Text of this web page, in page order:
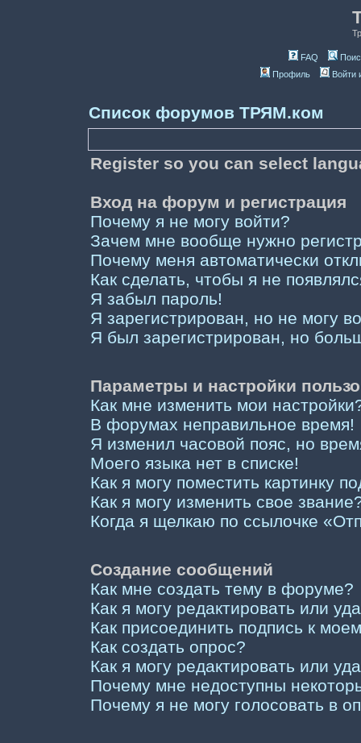
FAQ
Профиль
Войти
Список форумов ТРЯМ.ком
Register so you can select
Вход на форум и регистрация
Почему я не могу войти?
Зачем мне вообще нужно
Почему меня автоматически
Как сделать, чтобы я не
Я забыл пароль!
Я зарегистрирован, но не могу
Я был зарегистрирован, но
Параметры и настройки
Как мне изменить мои
В форумах неправильное время!
Я изменил часовой пояс, но
Моего языка нет в списке!
Как я могу поместить картинку
Как я могу изменить свое
Когда я щелкаю по ссылочке
Создание сообщений
Как мне создать тему в форуме?
Как я могу редактировать или
Как присоединить подпись к
Как создать опрос?
Как я могу редактировать или
Почему мне недоступны
Почему я не могу голосовать в